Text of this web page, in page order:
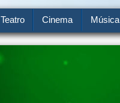
Teatro Cinema Música